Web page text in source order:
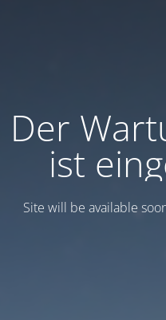
Der
ist
Site will be available